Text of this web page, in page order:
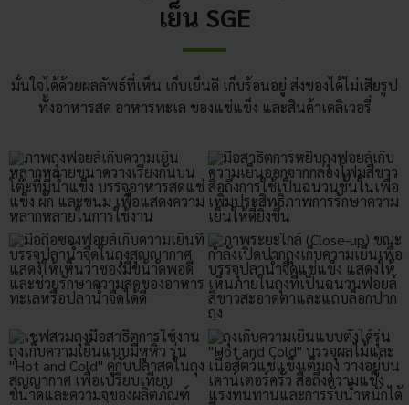
เย็น SGE
มั่นใจได้ด้วยผลลัพธ์ที่เห็น เก็บเย็นดี เก็บร้อนอยู่ ส่งของได้ไม่เสียรูป
ทั้งอาหารสด อาหารทะเล ของแช่แข็ง และสินค้าเดลิเวอรี่